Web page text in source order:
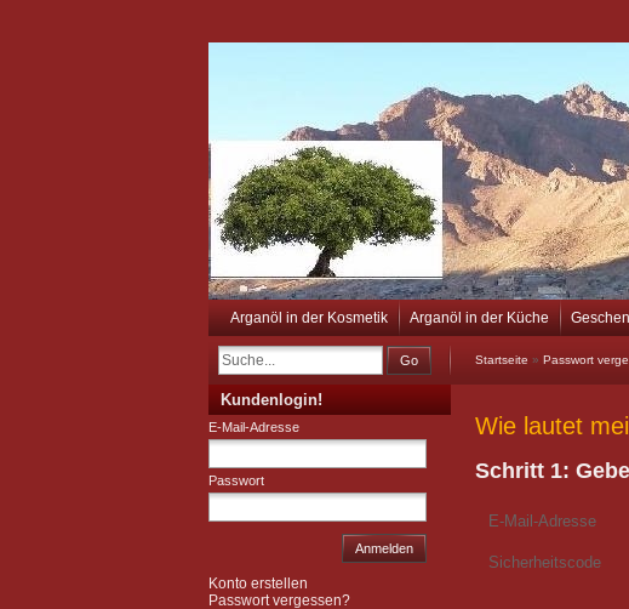
Arganöl in der Kosmetik Arganöl in der Küche
Go Startseite » Passwort
Wie lautet
Schritt 1:
E-Mail-Adresse
Sicherheitscode
Kundenlogin!
E-Mail-Adresse
Passwort
Anmelden
Konto erstellen
Passwort vergessen?